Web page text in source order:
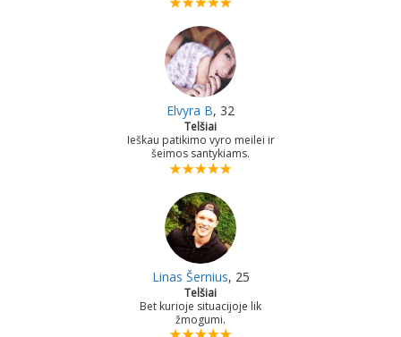
Elvyra B, 32
Telšiai
Ieškau patikimo vyro meilei ir
šeimos santykiams.
Linas Šernius, 25
Telšiai
Bet kurioje situacijoje lik
žmogumi.